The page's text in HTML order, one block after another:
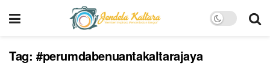
Tag: #perumdabenuantakaltarajaya